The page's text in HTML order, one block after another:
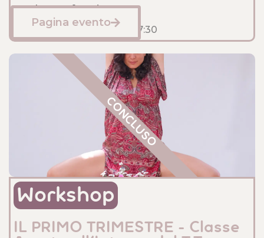
Sede: Anfossi
Febbraio 1, 2025 15:30 - 17:30
Pagina evento
CONCLUSO
Workshop
IL PRIMO TRIMESTRE - Classe